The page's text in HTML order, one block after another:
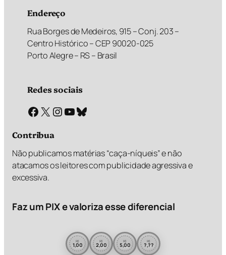
Endereço
Rua Borges de Medeiros, 915 – Conj. 203 –
Centro Histórico – CEP 90020-025
Porto Alegre – RS – Brasil
Redes sociais
Facebook X Instagram Youtube Bluesky
Contribua
Não publicamos matérias “caça-níqueis” e não
atacamos os leitores com publicidade agressiva e
excessiva.
Faz um PIX e valoriza esse diferencial
R$
1,00 R$
2,00 R$
5,00 R$
?,??